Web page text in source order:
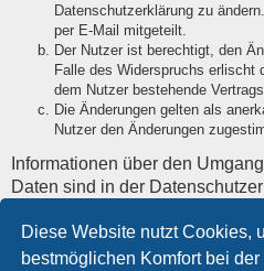
Diese Website nutzt Cookies,
bestmöglichen Komfort bei
Datenschutzerklärung zu
per E-Mail mitgeteilt.
Der Nutzer ist berechtigt, den
Falle des Widerspruchs erlischt
dem Nutzer bestehende
Die Änderungen gelten als
Nutzer den Änderungen
Informationen über den
Daten sind in der
Homepage MG Drivers Club